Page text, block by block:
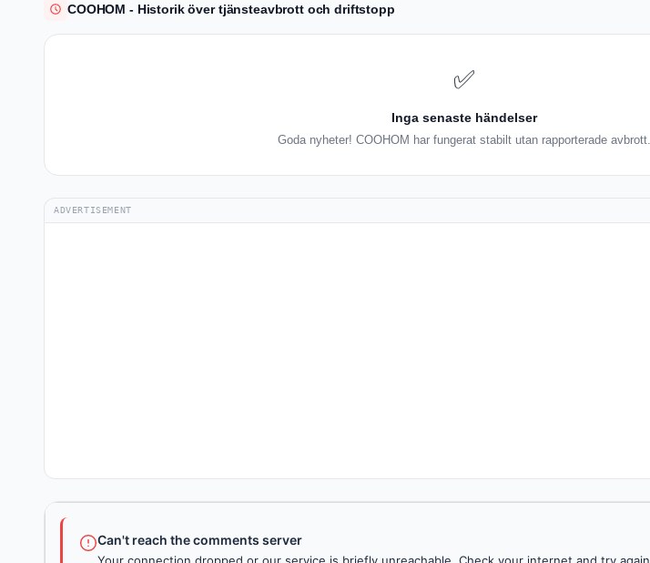
COOHOM - Historik över tjänsteavbrott och driftstopp
✅
Inga senaste händelser
Goda nyheter! COOHOM har fungerat stabilt utan rapporterade avbrott.
ADVERTISEMENT
Can't reach the comments server
Your connection dropped or our service is briefly unreachable. Check your internet and try again.